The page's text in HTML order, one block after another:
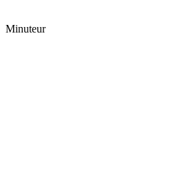
Minuteur